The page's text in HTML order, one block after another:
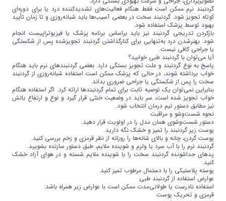
گردنبند نرم ممکن است فقط هنگام فعالیت‌های تشدیدکننده درد یا برای دوره‌ای
کوتاه تجویز شود. گردنبند سخت در بعضی آسیب‌ها باید شبانه‌روزی و تا زمان تأیید
بهبود توسط پزشک استفاده شود.
بازکردن تدریجی گردنبند نیز باید براساس برنامه پزشک یا فیزیوتراپیست انجام
شود. بهترشدن درد به‌تنهایی برای کنارگذاشتن گردنبند تجویزشده پس از شکستگی
یا جراحی کافی نیست.
آیا می‌توان با گردنبند طبی خوابید؟
پاسخ به نوع گردنبند و علت تجویز بستگی دارد. بعضی گردنبندهای نرم باید هنگام
خواب برداشته شوند، در حالی که پزشک ممکن است استفاده شبانه‌روزی از گردنبند
سخت را پس از شکستگی یا جراحی ضروری بداند.
بنابراین نمی‌توان یک توصیه ثابت برای تمام گردنبندها ارائه کرد. اگر استفاده هنگام
خواب تجویز شده است، سر باید در وضعیت خنثی قرار گیرد و نوع و ارتفاع بالش
نیز مطابق دستور تیم درمان انتخاب شود.
نحوه شست‌وشو و مراقبت
دستور شست‌وشوی همان مدل را در اولویت قرار دهید.
پوست زیر گردنبند را تمیز و خشک نگه دارید.
پوست گردن، چانه و بالای شانه‌ها را روزانه از نظر قرمزی و زخم بررسی کنید.
گردنبند نرم را با آب سرد یا ولرم و شوینده ملایم، طبق دستور سازنده بشویید.
پدهای جداشونده گردنبند سخت را با شوینده ملایم شسته و در هوای آزاد خشک
کنید.
پوسته پلاستیکی را با دستمال مرطوب تمیز کنید.
عوارض استفاده از گردنبند طبی
استفاده نادرست یا طولانی‌مدت ممکن است با عوارض زیر همراه باشد:
قرمزی و تحریک پوست